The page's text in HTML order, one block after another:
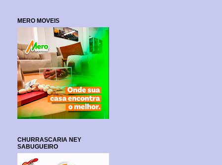
MERO MOVEIS
CHURRASCARIA NEY
SABUGUEIRO